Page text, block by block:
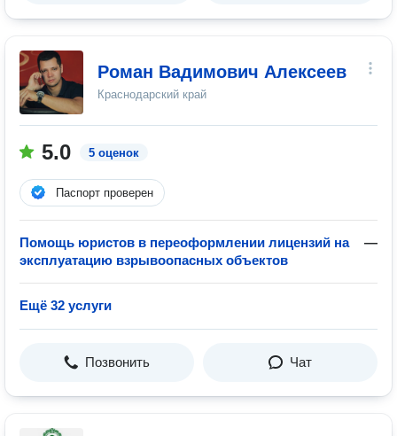
Роман Вадимович Алексеев
Краснодарский край
5.0 5 оценок
Паспорт проверен
Помощь юристов в переоформлении лицензий на
эксплуатацию взрывоопасных объектов
—
Ещё 32 услуги
Позвонить Чат